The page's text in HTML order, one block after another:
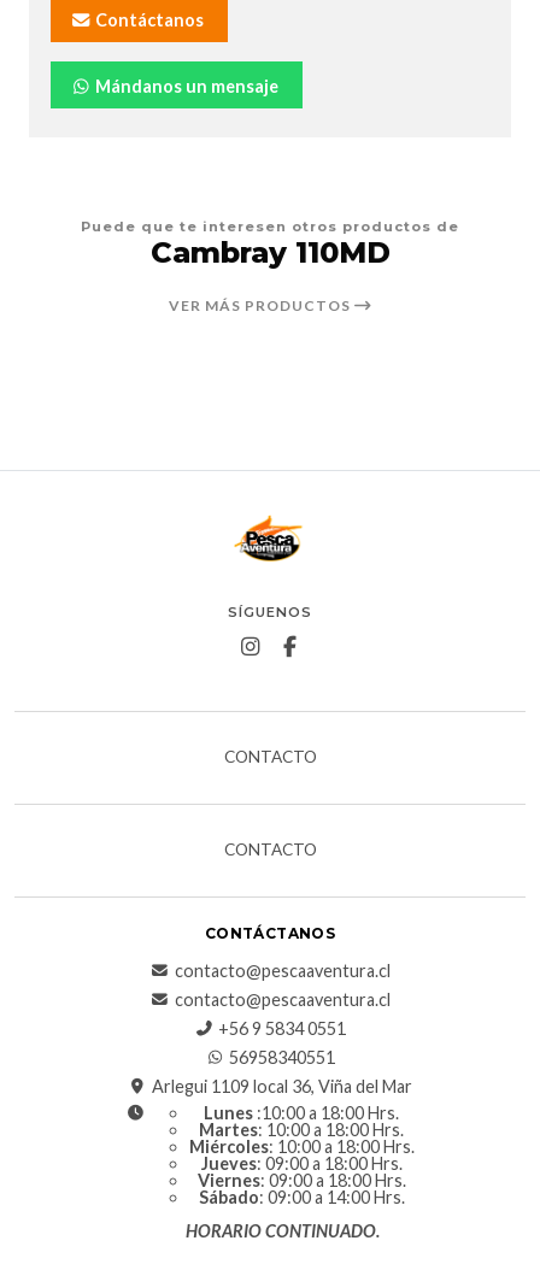
Contáctanos
Mándanos un mensaje
Puede que te interesen otros productos de
Cambray 110MD
VER MÁS PRODUCTOS
SÍGUENOS
CONTACTO
CONTACTO
CONTÁCTANOS
contacto@pescaaventura.cl
contacto@pescaaventura.cl
+56 9 5834 0551
56958340551
Arlegui 1109 local 36, Viña del Mar
Lunes :10:00 a 18:00 Hrs.
Martes: 10:00 a 18:00 Hrs.
Miércoles: 10:00 a 18:00 Hrs.
Jueves: 09:00 a 18:00 Hrs.
Viernes: 09:00 a 18:00 Hrs.
Sábado: 09:00 a 14:00 Hrs.
HORARIO CONTINUADO.